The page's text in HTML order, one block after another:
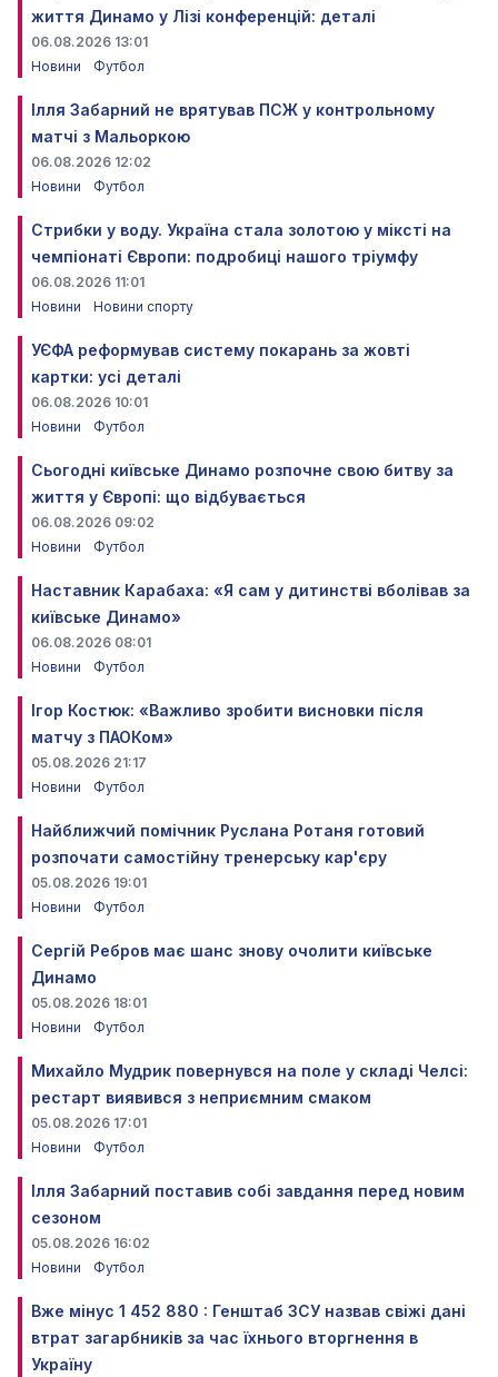
життя Динамо у Лізі конференцій: деталі
06.08.2026 13:01
Новини
Футбол
Ілля Забарний не врятував ПСЖ у контрольному
матчі з Мальоркою
06.08.2026 12:02
Новини
Футбол
Стрибки у воду. Україна стала золотою у міксті на
чемпіонаті Європи: подробиці нашого тріумфу
06.08.2026 11:01
Новини
Новини спорту
УЄФА реформував систему покарань за жовті
картки: усі деталі
06.08.2026 10:01
Новини
Футбол
Сьогодні київське Динамо розпочне свою битву за
життя у Європі: що відбувається
06.08.2026 09:02
Новини
Футбол
Наставник Карабаха: «Я сам у дитинстві вболівав за
київське Динамо»
06.08.2026 08:01
Новини
Футбол
Ігор Костюк: «Важливо зробити висновки після
матчу з ПАОКом»
05.08.2026 21:17
Новини
Футбол
Найближчий помічник Руслана Ротаня готовий
розпочати самостійну тренерську кар'єру
05.08.2026 19:01
Новини
Футбол
Сергій Ребров має шанс знову очолити київське
Динамо
05.08.2026 18:01
Новини
Футбол
Михайло Мудрик повернувся на поле у складі Челсі:
рестарт виявився з неприємним смаком
05.08.2026 17:01
Новини
Футбол
Ілля Забарний поставив собі завдання перед новим
сезоном
05.08.2026 16:02
Новини
Футбол
Вже мінус 1 452 880 : Генштаб ЗСУ назвав свіжі дані
втрат загарбників за час їхнього вторгнення в
Україну